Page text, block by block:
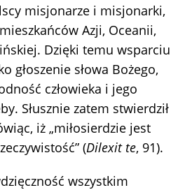
misjonarze i misjonarki,
Azji, Oceanii,
Dzięki temu wsparciu
głoszenie słowa Bożego,
człowieka i jego
Słusznie zatem stwierdził
iż „miłosierdzie jest
(Dilexit te, 91).
wszystkim